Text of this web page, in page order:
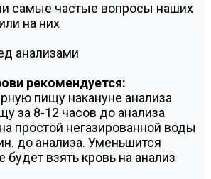
самые частые вопросы наших
на них
анализами
рекомендуется:
пищу накануне анализа
за 8-12 часов до анализа
простой негазированной воды
до анализа. Уменьшится
будет взять кровь на анализ